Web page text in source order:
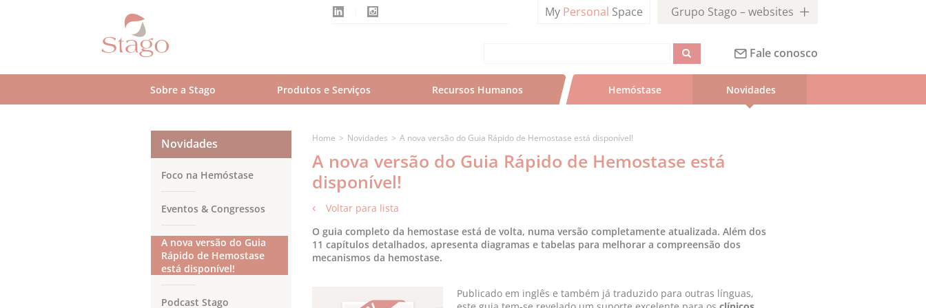
My Personal Space Grupo Stago – websites
Fale conosco
Sobre a Stago Produtos e Serviços Recursos Humanos Hemóstase Novidades
Novidades
Foco na Hemóstase
Eventos & Congressos
A nova versão do Guia
Rápido de Hemostase
está disponível!
Podcast Stago
Home Novidades A nova versão do Guia Rápido de Hemostase está disponível!
A nova versão do Guia Rápido de Hemostase está
disponível!
Voltar para lista
O guia completo da hemostase está de volta, numa versão completamente atualizada. Além dos
11 capítulos detalhados, apresenta diagramas e tabelas para melhorar a compreensão dos
mecanismos da hemostase.
Publicado em inglês e também já traduzido para outras línguas,